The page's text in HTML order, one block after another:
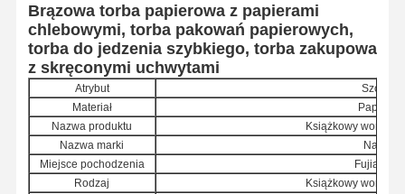
Brązowa torba papierowa z papierami
chlebowymi, torba pakowań papierowych,
torba do jedzenia szybkiego, torba zakupowa
z skręconymi uchwytami
Atrybut
Materiał
Papier
Nazwa produktu
Książkowy worek
Nazwa marki
Miejsce pochodzenia
Fujian,
Rodzaj
Książkowy worek